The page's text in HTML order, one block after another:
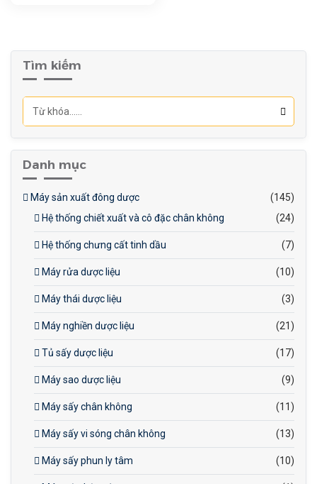
Độ bền cao, ít hư hỏng.
An toàn, giảm rủi ro cho
người lao động.
Ứng dụng rộng rãi trong
Tìm kiếm
Danh mục
Máy sản xuất đông dược
(145)
Hệ thống chiết xuất và cô đặc chân không
(24)
Hệ thống chưng cất tinh dầu (7)
Máy rửa dược liệu (10)
Máy thái dược liệu (3)
Máy nghiền dược liệu (21)
Tủ sấy dược liệu (17)
Máy sao dược liệu (9)
Máy sấy chân không (11)
Máy sấy vi sóng chân không (13)
Máy sấy phun ly tâm (10)